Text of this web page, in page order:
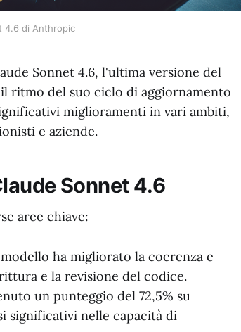
4.6 di Anthropic
Sonnet 4.6, l'ultima versione del
ritmo del suo ciclo di aggiornamento
miglioramenti in vari ambiti,
e aziende.
Sonnet 4.6
aree chiave:
ha migliorato la coerenza e
e la revisione del codice.
un punteggio del 72,5% su
significativi nelle capacità di